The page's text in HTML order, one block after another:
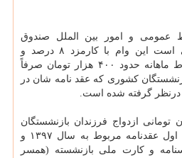
عمومی و امور بین الملل صندوق
بازنشستگی كشوری، گفتنی است این وام با كارمزد ۸ درصد و
بازپرداخت ۶۰ ماهه و اقساط ماهانه حدود ۴۰۰ هزار تومان صرفاً
كشوری كه عقد نامه شان در
نام وام ۲۰ میلیون تومانی ازدواج فرزندان بازنشستگان
كشوری، بارگذاری ۴ صفحه اول عقدنامه مربوط به سال ۱۳۹۷ و
و كارت ملی بازنشسته (همسر